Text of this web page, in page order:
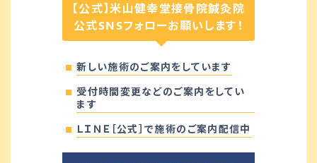
【公式】米山健幸堂接骨院鍼灸院
公式SNSフォローお願いします！
新しい施術のご案内をしています
受付時間変更などのご案内をしてい
ます
ＬＩＮＥ［公式］で施術のご案内配信中